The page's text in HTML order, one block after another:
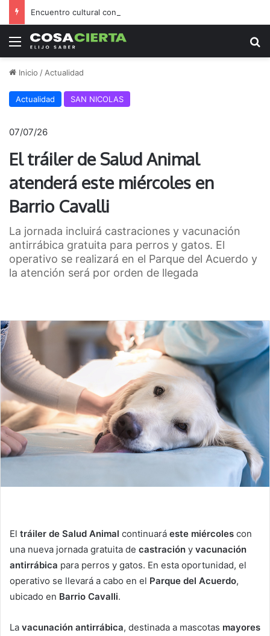
Encuentro cultural con arte, música y una feria abierta
Menú
Inicio / Actualidad
Actualidad SAN NICOLAS
07/07/26
El tráiler de Salud Animal
atenderá este miércoles en
Barrio Cavalli
La jornada incluirá castraciones y vacunación
antirrábica gratuita para perros y gatos. El
operativo se realizará en el Parque del Acuerdo y
la atención será por orden de llegada
El tráiler de Salud Animal continuará este miércoles con
una nueva jornada gratuita de castración y vacunación
antirrábica para perros y gatos. En esta oportunidad, el
operativo se llevará a cabo en el Parque del Acuerdo,
ubicado en Barrio Cavalli.
La vacunación antirrábica, destinada a mascotas mayores